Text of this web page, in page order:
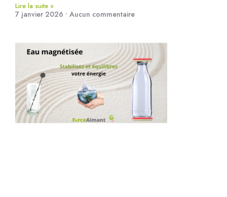
Lire la suite »
7 janvier 2026 Aucun commentaire